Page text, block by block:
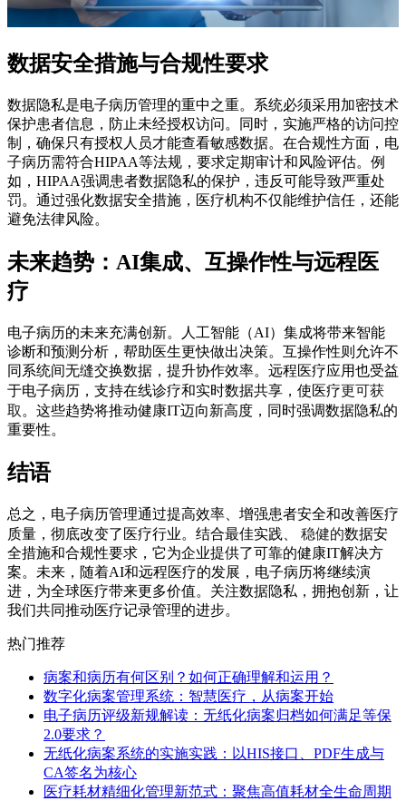
数据安全措施与合规性要求
数据隐私是电子病历管理的重中之重。系统必须采用加密技术
保护患者信息，防止未经授权访问。同时，实施严格的访问控
制，确保只有授权人员才能查看敏感数据。在合规性方面，电
子病历需符合HIPAA等法规，要求定期审计和风险评估。例
如，HIPAA强调患者数据隐私的保护，违反可能导致严重处
罚。通过强化数据安全措施，医疗机构不仅能维护信任，还能
避免法律风险。
未来趋势：AI集成、互操作性与远程医
疗
电子病历的未来充满创新。人工智能（AI）集成将带来智能
诊断和预测分析，帮助医生更快做出决策。互操作性则允许不
同系统间无缝交换数据，提升协作效率。远程医疗应用也受益
于电子病历，支持在线诊疗和实时数据共享，使医疗更可获
取 。这些趋势将推动健康IT迈向新高度，同时强调数据隐私的
重要性。
结语
总之，电子病历管理通过提高效率、增强患者安全和改善医疗
质量，彻底改变了医疗行业。结合最佳实践、 稳健的数据安
全措施和合规性要求，它为企业提供了可靠的健康IT解决方
案。未来，随着AI和远程医疗的发展，电子病历将继续演
进，为全球医疗带来更多价值。关注数据隐私，拥抱创新，让
我们共同推动医疗记录管理的进步。
热门推荐
病案和病历有何区别？如何正确理解和运用？
数字化病案管理系统：智慧医疗，从病案开始
电子病历评级新规解读：无纸化病案归档如何满足等保
2.0要求？
无纸化病案系统的实施实践：以HIS接口、PDF生成与
CA签名为核心
医疗耗材精细化管理新范式：聚焦高值耗材全生命周期